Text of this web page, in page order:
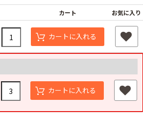
ジナル国産黒マ
厚さ0.02ｍｍ
農業用ポリエチレン
（農ポリ）透明マル
カート お気に入り
カートに入れる
カートに入れる